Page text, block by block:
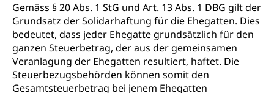
Gemäss § 20 Abs. 1 StG und Art. 13 Abs. 1 DBG gilt der
Grundsatz der Solidarhaftung für die Ehegatten. Dies
bedeutet, dass jeder Ehegatte grundsätzlich für den
ganzen Steuerbetrag, der aus der gemeinsamen
Veranlagung der Ehegatten resultiert, haftet. Die
Steuerbezugsbehörden können somit den
Gesamtsteuerbetrag bei jenem Ehegatten